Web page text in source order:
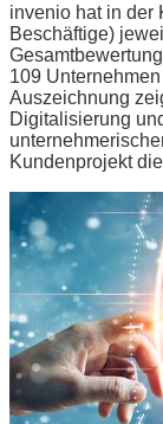
invenio hat in der
Beschäftige)
109
Auszeichnung
Digitalisierung
Kundenprojekt